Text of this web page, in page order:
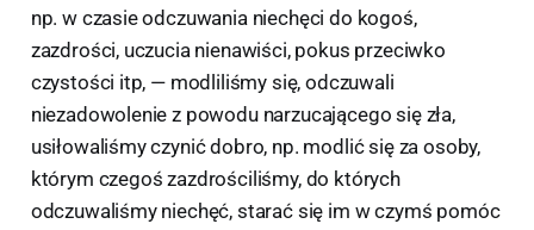
np. w czasie odczuwania niechęci do kogoś,
zazdrości, uczucia nienawiści, pokus przeciwko
czystości itp, — modliliśmy się, odczuwali
niezadowolenie z powodu narzucającego się zła,
usiłowaliśmy czynić dobro, np. modlić się za osoby,
którym czegoś zazdrościliśmy, do których
odczuwaliśmy niechęć, starać się im w czymś pomóc